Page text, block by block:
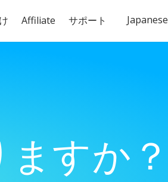
Affiliate サポート
すか？
Japanese